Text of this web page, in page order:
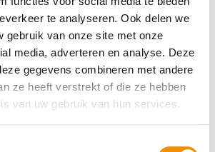
te analyseren. Ook delen we
gebruik van onze site met onze
media, adverteren en analyse. Deze
gegevens combineren met andere
ze heeft verstrekt of die ze hebben
van uw gebruik van hun services.
Daar zijn we altijd open over.
enkel belegt met geld dat je kunt
goed verdiept in het Prospectus, om
ons de energietransitie te